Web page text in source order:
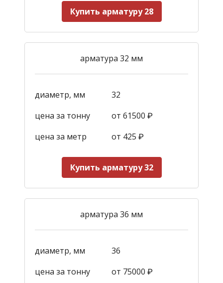
Купить арматуру 28
арматура 32 мм
диаметр, мм
32
цена за тонну
от 61500 ₽
цена за метр
от 425 ₽
Купить арматуру 32
арматура 36 мм
диаметр, мм
36
цена за тонну
от 75000 ₽